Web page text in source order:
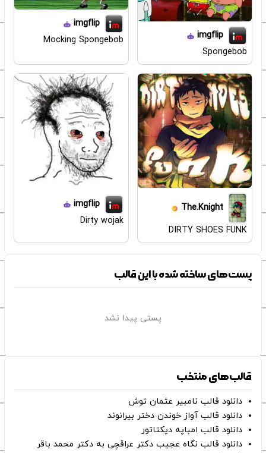
imgflip
Spongebob
imgflip
Mocking Spongebob
The.Knight
DIRTY SHOES FUNK
imgflip
Dirty wojak
پست‌های ساخته شده با این قالب
پستی پیدا نشد
قالب‌های منتخب
دانلود قالب نامبیر عثمان ‌توش
دانلود قالب آواز خوندن دختر بیرانوند
دانلود قالب امباپه دیکتاتور
دانلود قالب نگاه عجیب دکتر عراقچی به دکتر محمد باقر